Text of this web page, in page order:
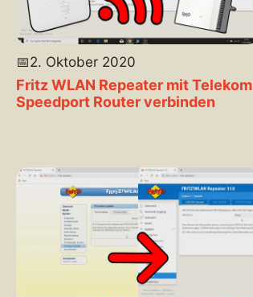
📅2. Oktober 2020
Fritz WLAN Repeater mit Telekom
Speedport Router verbinden